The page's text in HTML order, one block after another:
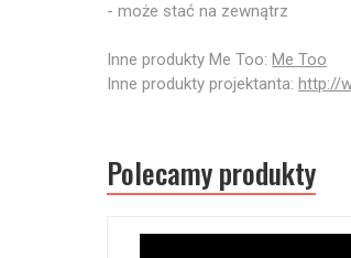
- może stać na zewnątrz
Inne produkty Me Too: Me Too
Inne produkty projektanta: http://
Polecamy produkty